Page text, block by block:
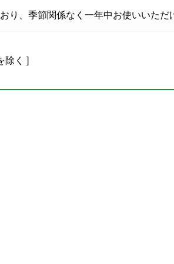
り、季節関係なく一年中お使いいただ
除く ]